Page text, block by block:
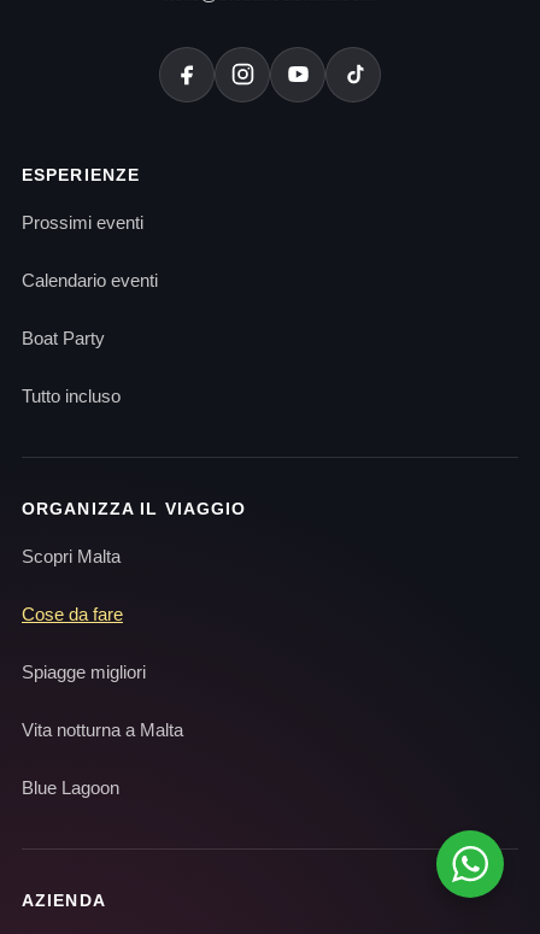
ESPERIENZE
Prossimi eventi
Calendario eventi
Boat Party
Tutto incluso
ORGANIZZA IL VIAGGIO
Scopri Malta
Cose da fare
Spiagge migliori
Vita notturna a Malta
Blue Lagoon
AZIENDA